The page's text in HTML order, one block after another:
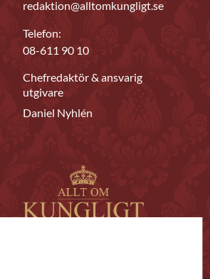
redaktion@alltomkungligt.se
Telefon:
08-611 90 10
Chefredaktör & ansvarig
utgivare
Daniel Nyhlén